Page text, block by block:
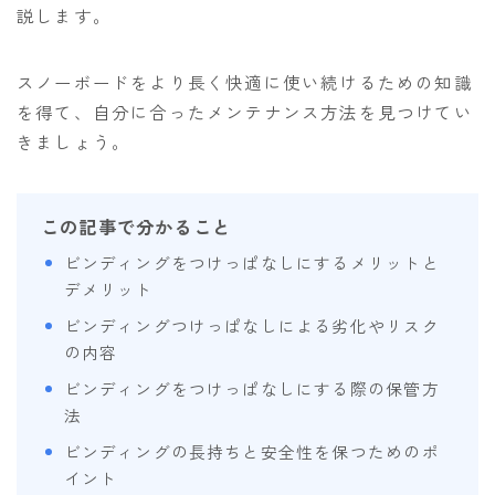
RICE28
RIDE
ROSSIGNOL
SALOMON
SCOOTER
SESSIONS
SPREAD
WRXsb
YONEX
説します。
スノーボードをより長く快適に使い続けるための知識
を得て、自分に合ったメンテナンス方法を見つけてい
きましょう。
この記事で分かること
ビンディングをつけっぱなしにするメリットと
デメリット
ビンディングつけっぱなしによる劣化やリスク
の内容
ビンディングをつけっぱなしにする際の保管方
法
ビンディングの長持ちと安全性を保つためのポ
イント